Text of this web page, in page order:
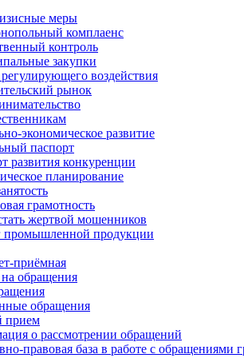
меры
комплаенс
контроль
закупки
воздействия
рынок
экономическое развитие
паспорт
развития конкуренции
планирование
грамотность
жертвой мошенников
промышленной продукции
приёмная
обращения
обращения
прием
о рассмотрении обращений
правовая база в работе с обращениями